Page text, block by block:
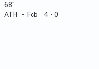
68"
ATH - Fcb 4 - 0